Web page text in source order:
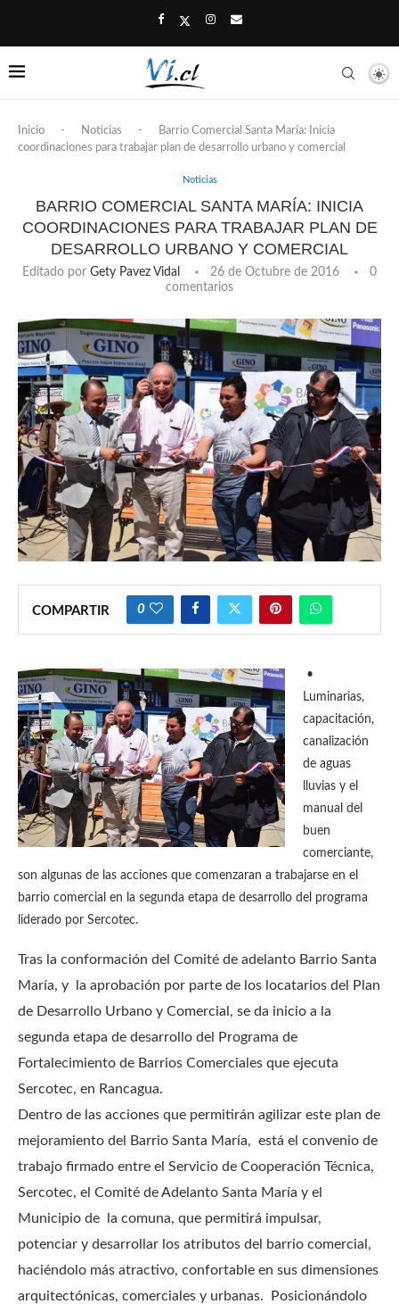
Inicio - Noticias -
Barrio Comercial Santa María: Inicia
coordinaciones para trabajar plan de desarrollo urbano y comercial
Noticias
BARRIO COMERCIAL SANTA MARÍA: INICIA
COORDINACIONES PARA TRABAJAR PLAN DE
DESARROLLO URBANO Y COMERCIAL
Editado por Gety Pavez Vidal 26 de Octubre de 2016
0
comentarios
COMPARTIR 0
•
Luminarias,
capacitación,
canalización
de aguas
lluvias y el
manual del
buen
comerciante,
son algunas de las acciones que comenzaran a trabajarse en el
barrio comercial en la segunda etapa de desarrollo del programa
liderado por Sercotec.
Tras la conformación del Comité de adelanto Barrio Santa
María, y la aprobación por parte de los locatarios del Plan
de Desarrollo Urbano y Comercial, se da inicio a la
segunda etapa de desarrollo del Programa de
Fortalecimiento de Barrios Comerciales que ejecuta
Sercotec, en Rancagua.
Dentro de las acciones que permitirán agilizar este plan de
mejoramiento del Barrio Santa María, está el convenio de
trabajo firmado entre el Servicio de Cooperación Técnica,
Sercotec, el Comité de Adelanto Santa María y el
Municipio de la comuna, que permitirá impulsar,
potenciar y desarrollar los atributos del barrio comercial,
haciéndolo más atractivo, confortable en sus dimensiones
arquitectónicas, comerciales y urbanas. Posicionándolo